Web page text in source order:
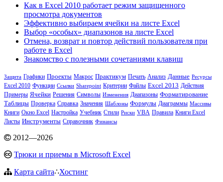
Как в Excel 2010 работает режим защищенного
просмотра документов
Эффективно выбираем ячейки на листе Excel
Выбор «особых» диапазонов на листе Excel
Отмена, возврат и повтор действий пользователя при
работе в Excel
Знакомство с полезными сочетаниями клавиш
Защита Графики Проекты Макрос Практикум Печать Анализ Данные Ресурсы
Excel 2010 Функции Ссылки Sharepoint Критерии Файлы Excel 2013 Действия
Примеры Ячейки Решения Символы Изменения Диапазоны Форматирование
Таблицы Проверка Справка Значения Шаблоны Формулы Диаграммы Массивы
Книги Окно Excel Настройка Учебник Стили Риски VBA Правила Книги Excel
Листы Инструменты Справочник Финансы
2012—2026
Трюки и приемы в Microsoft Excel
Карта сайта∴Хостинг